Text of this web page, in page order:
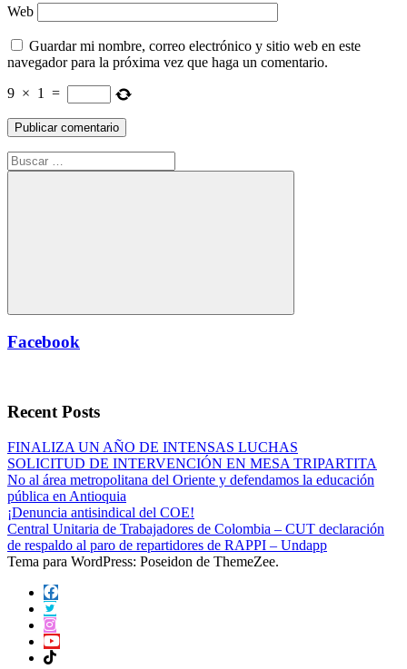
Web
Guardar mi nombre, correo electrónico y sitio web en este
navegador para la próxima vez que haga un comentario.
9 × 1 =
Buscar:
Buscar
Facebook
Recent Posts
FINALIZA UN AÑO DE INTENSAS LUCHAS
SOLICITUD DE INTERVENCIÓN EN MESA TRIPARTITA
No al área metropolitana del Oriente y defendamos la educación
pública en Antioquia
¡Denuncia antisindical del COE!
Central Unitaria de Trabajadores de Colombia – CUT declaración
de respaldo al paro de repartidores de RAPPI – Undapp
Tema para WordPress: Poseidon de ThemeZee.